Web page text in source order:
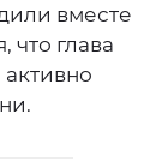
вместе
что глава